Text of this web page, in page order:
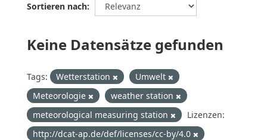
Sortieren nach
Keine Datensätze gefunden
Tags: Wetterstation
Umwelt
Meteorologie
weather station
meteorological measuring station
Lizenzen:
http://dcat-ap.de/def/licenses/cc-by/4.0